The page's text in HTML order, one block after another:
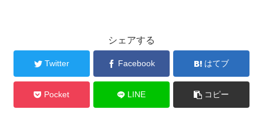
シェアする
Twitter Facebook はてブ
Pocket LINE コピー